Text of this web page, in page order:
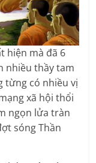
hiện mà đã 6
nhiều thầy tam
từng có nhiều vị
xã hội thổi
ngọn lửa tràn
sóng Thần